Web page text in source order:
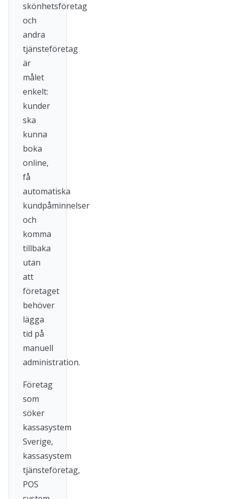
skönhetsföretag
och
andra
tjänsteföretag
är
målet
enkelt:
kunder
ska
kunna
boka
online,
få
automatiska
kundpåminnelser
och
komma
tillbaka
utan
att
företaget
behöver
lägga
tid på
manuell
administration.
Företag
som
söker
kassasystem
Sverige,
kassasystem
tjänsteföretag,
POS